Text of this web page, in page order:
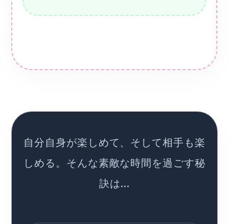
自分自身が楽しめて、そして相手も楽
しめる。そんな素敵な時間を過ごす秘
訣は…